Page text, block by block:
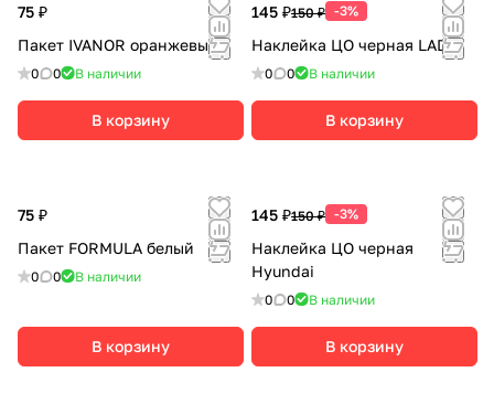
75 ₽
Пакет IVANOR оранжевый
0 0 В наличии
В корзину
145 ₽150 ₽ -3%
Наклейка ЦО черная LADA
0 0 В наличии
В корзину
75 ₽
Пакет FORMULA белый
0 0 В наличии
В корзину
145 ₽150 ₽ -3%
Наклейка ЦО черная
Hyundai
0 0 В наличии
В корзину